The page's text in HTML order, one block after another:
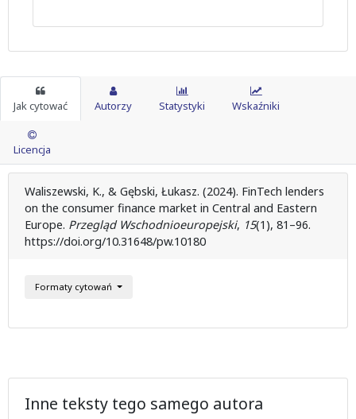
Jak cytować Autorzy Statystyki Wskaźniki
Licencja
Waliszewski, K., & Gębski, Łukasz. (2024). FinTech lenders
on the consumer finance market in Central and Eastern
Europe. Przegląd Wschodnioeuropejski, 15(1), 81–96.
https://doi.org/10.31648/pw.10180
Formaty cytowań
Inne teksty tego samego autora